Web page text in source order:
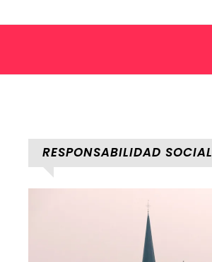
RESPONSABILIDAD SOCIAL